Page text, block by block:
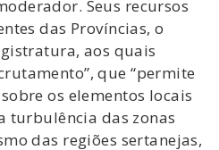
Seus recursos
das Províncias, o
aos quais
que “permite
os elementos locais
turbulência das zonas
das regiões sertanejas,